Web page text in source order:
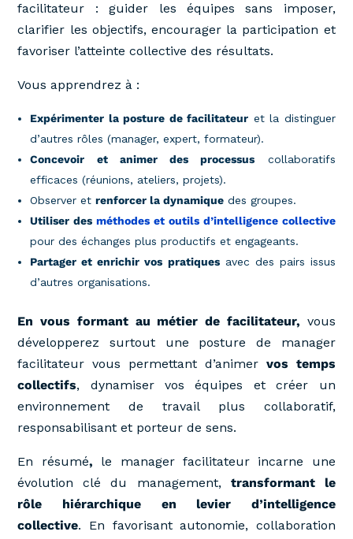
facilitateur : guider les équipes sans imposer,
clarifier les objectifs, encourager la participation et
favoriser l’atteinte collective des résultats.
Vous apprendrez à :
Expérimenter la posture de facilitateur et la distinguer
d’autres rôles (manager, expert, formateur).
Concevoir et animer des processus collaboratifs
efficaces (réunions, ateliers, projets).
Observer etrenforcer la dynamique des groupes.
Utiliser desméthodes et outils d’intelligence collective
pour des échanges plus productifs et engageants.
Partager et enrichir vos pratiquesavec des pairs issus
d’autres organisations.
En vous formant au métier de facilitateur, vous
développerez surtout une posture de manager
facilitateur vous permettant d’animer vos temps
collectifs, dynamiser vos équipes et créer un
environnement de travail plus collaboratif,
responsabilisant et porteur de sens.
En résumé, le manager facilitateur incarne une
évolution clé du management, transformant le
rôle hiérarchique en levier d’intelligence
collective. En favorisant autonomie, collaboration